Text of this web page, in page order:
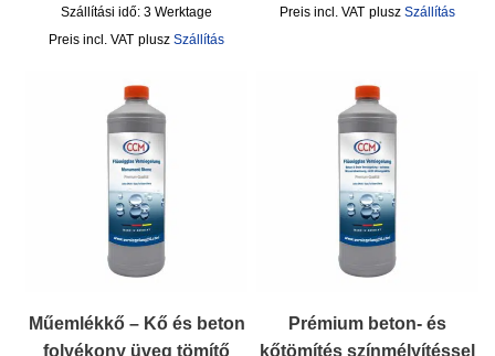
Szállítási idő: 3 Werktage
incl. VAT plusz Szállítás
incl. VAT plusz Szállítás
Műemlékkő – Kő és beton
folyékony üveg tömítő
Prémium beton- és
kőtömítés színmélyítéssel